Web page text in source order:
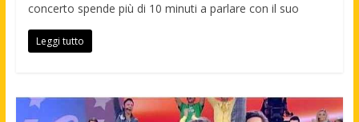
concerto spende più di 10 minuti a parlare con il suo
Leggi tutto